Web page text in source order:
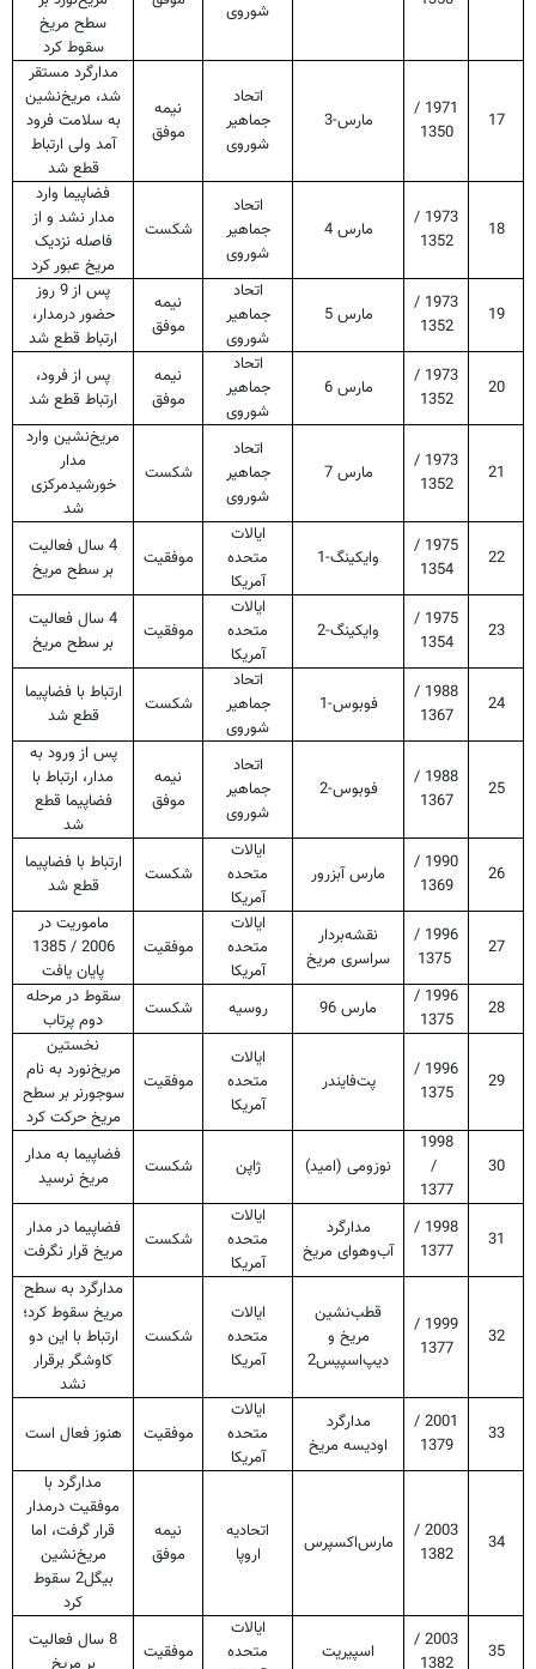
شوروی
سطح مریخ
سقوط کرد
17
1971 /
1350
مارس-3
اتحاد
جماهیر
شوروی
نیمه
موفق
مدارگرد مستقر
شد، مریخ‌نشین
به سلامت فرود
آمد ولی ارتباط
قطع شد
18
1973 /
1352
مارس 4
اتحاد
جماهیر
شوروی
شکست
فضاپیما وارد
مدار نشد و از
فاصله نزدیک
مریخ عبور کرد
19
1973 /
1352
مارس 5
اتحاد
جماهیر
شوروی
نیمه
موفق
پس از 9 روز
حضور درمدار،
ارتباط قطع شد
20
1973 /
1352
مارس 6
اتحاد
جماهیر
شوروی
نیمه
موفق
پس از فرود،
ارتباط قطع شد
21
1973 /
1352
مارس 7
اتحاد
جماهیر
شوروی
شکست
مریخ‌نشین وارد
مدار
خورشیدمرکزی
شد
22
1975 /
1354
وایکینگ-1
ایالات
متحده
آمریکا
موفقیت
4 سال فعالیت
بر سطح مریخ
23
1975 /
1354
وایکینگ-2
ایالات
متحده
آمریکا
موفقیت
4 سال فعالیت
بر سطح مریخ
24
1988 /
1367
فوبوس-1
اتحاد
جماهیر
شوروی
شکست
ارتباط با فضاپیما
قطع شد
25
1988 /
1367
فوبوس-2
اتحاد
جماهیر
شوروی
نیمه
موفق
پس از ورود به
مدار، ارتباط با
فضاپیما قطع
شد
26
1990 /
1369
مارس آبزرور
ایالات
متحده
آمریکا
شکست
ارتباط با فضاپیما
قطع شد
27
1996 /
1375
نقشه‌بردار
سراسری مریخ
ایالات
متحده
آمریکا
موفقیت
ماموریت در
2006 / 1385
پایان یافت
28
1996 /
1375
مارس 96 روسیه شکست
سقوط در مرحله
دوم پرتاب
29
1996 /
1375
پت‌فایندر
ایالات
متحده
آمریکا
موفقیت
نخستین
مریخ‌نورد به نام
سوجورنر بر سطح
مریخ حرکت کرد
30
1998
/
1377
نوزومی (امید) ژاپن شکست
فضاپیما به مدار
مریخ نرسید
31
1998 /
1377
مدارگرد
آب‌وهوای مریخ
ایالات
متحده
آمریکا
شکست
فضاپیما در مدار
مریخ قرار نگرفت
32
1999 /
1377
قطب‌نشین
مریخ و
دیپ‌اسپیس2
ایالات
متحده
آمریکا
شکست
مدارگرد به سطح
مریخ سقوط کرد؛
ارتباط با این دو
کاوشگر برقرار
نشد
33
2001 /
1379
مدارگرد
اودیسه مریخ
ایالات
متحده
آمریکا
موفقیت هنوز فعال است
34
2003 /
1382
مارس‌اکسپرس
اتحادیه
اروپا
نیمه
موفق
مدارگرد با
موفقیت درمدار
قرار گرفت، اما
مریخ‌نشین
بیگل2 سقوط
کرد
35
2003 /
اسپیریت
ایالات
متحده
موفقیت
8 سال فعالیت